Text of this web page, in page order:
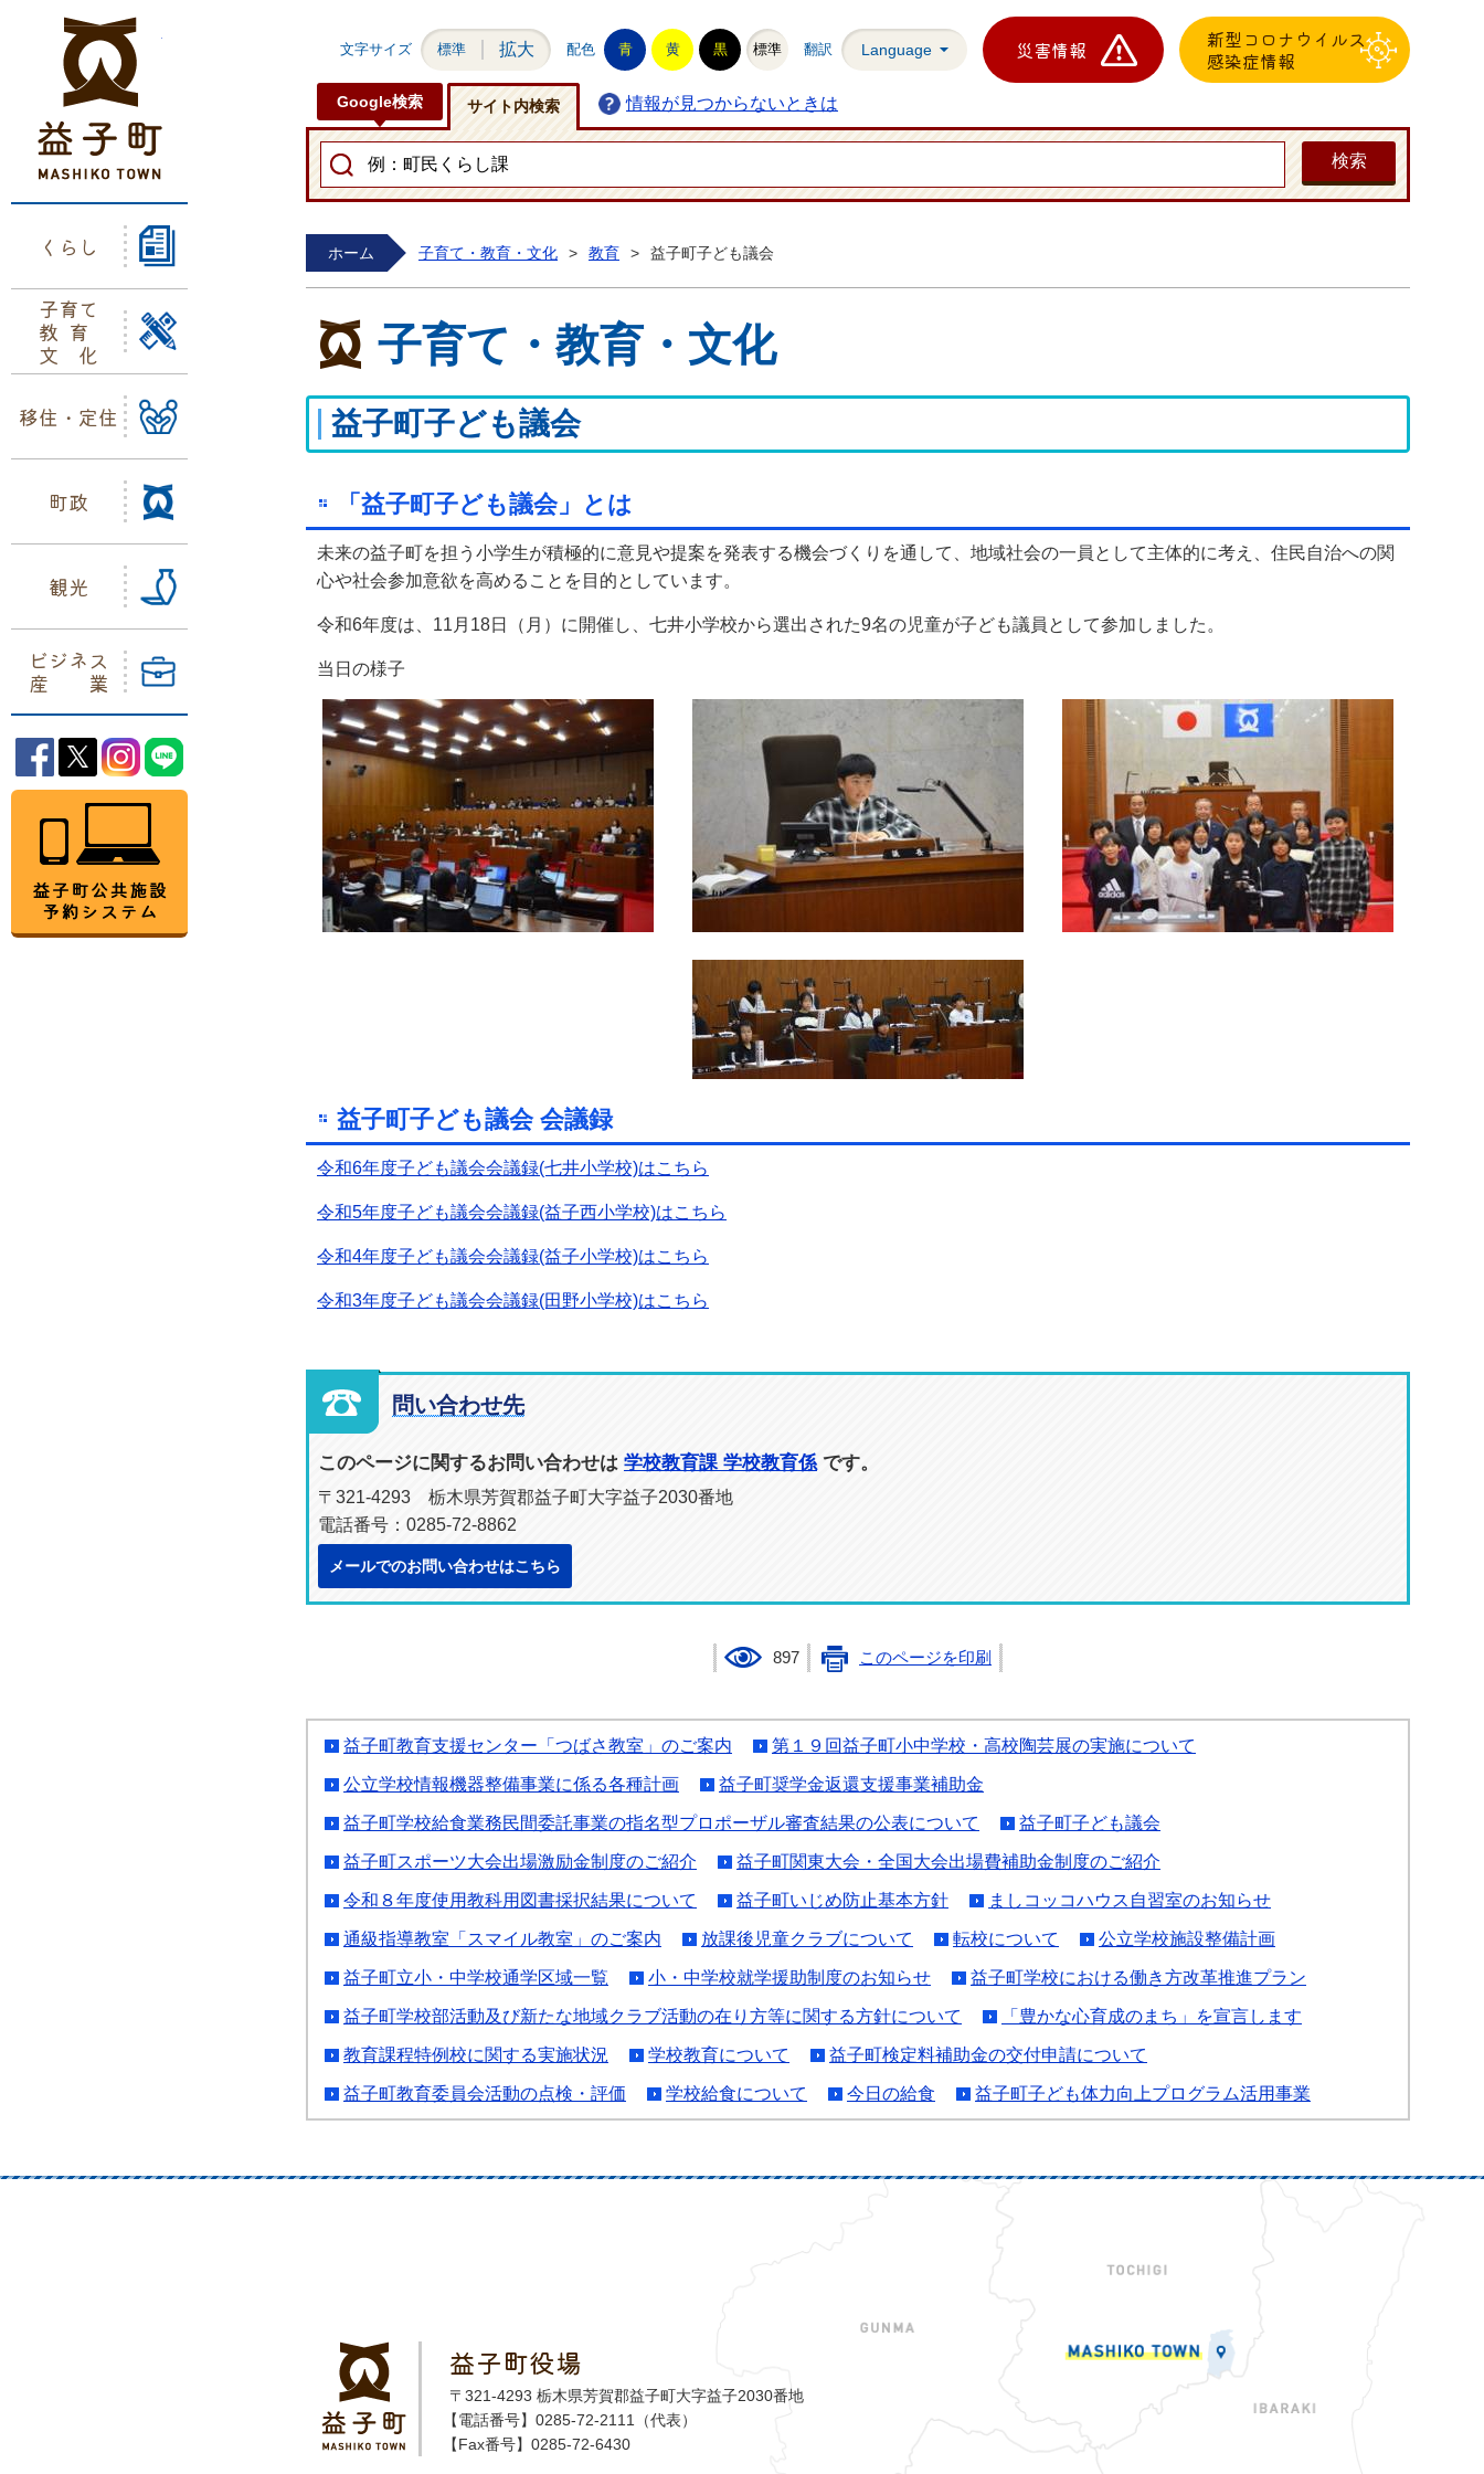
くらし
子育て
教育
文化
移住・定住
町政
観光
ビジネス
産業
益子町Facebook
益子町Twitter
益子町Instagram
益子町公共施設予約システム
文字サイズ 標準 拡大 配色 青 黄 黒 標準 翻訳 Language 災害情報
新型コロナウイルス
感染症情報
Google検索 サイト内検索 情報が見つからないときは
ホーム 子育て・教育・文化 > 教育 > 益子町子ども議会
子育て・教育・文化
益子町子ども議会
「益子町子ども議会」とは
未来の益子町を担う小学生が積極的に意見や提案を発表する機会づくりを通して、地域社会の一員として主体的に考え、住民自治への関
心や社会参加意欲を高めることを目的としています。
令和6年度は、11月18日（月）に開催し、七井小学校から選出された9名の児童が子ども議員として参加しました。
当日の様子
益子町子ども議会 会議録
令和6年度子ども議会会議録(七井小学校)はこちら
令和5年度子ども議会会議録(益子西小学校)はこちら
令和4年度子ども議会会議録(益子小学校)はこちら
令和3年度子ども議会会議録(田野小学校)はこちら
問い合わせ先
このページに関するお問い合わせは 学校教育課 学校教育係 です。
〒321-4293 栃木県芳賀郡益子町大字益子2030番地
電話番号：0285-72-8862
メールでのお問い合わせはこちら
897 このページを印刷
益子町教育支援センター「つばさ教室」のご案内 第１９回益子町小中学校・高校陶芸展の実施について
公立学校情報機器整備事業に係る各種計画 益子町奨学金返還支援事業補助金
益子町学校給食業務民間委託事業の指名型プロポーザル審査結果の公表について 益子町子ども議会
益子町スポーツ大会出場激励金制度のご紹介 益子町関東大会・全国大会出場費補助金制度のご紹介
令和８年度使用教科用図書採択結果について 益子町いじめ防止基本方針 ましコッコハウス自習室のお知らせ
通級指導教室「スマイル教室」のご案内 放課後児童クラブについて 転校について 公立学校施設整備計画
益子町立小・中学校通学区域一覧 小・中学校就学援助制度のお知らせ 益子町学校における働き方改革推進プラン
益子町学校部活動及び新たな地域クラブ活動の在り方等に関する方針について 「豊かな心育成のまち」を宣言します
教育課程特例校に関する実施状況 学校教育について 益子町検定料補助金の交付申請について
益子町教育委員会活動の点検・評価 学校給食について 今日の給食 益子町子ども体力向上プログラム活用事業
益子町
益子町役場
〒321-4293 栃木県芳賀郡益子町大字益子2030番地
【電話番号】0285-72-2111（代表）
【Fax番号】0285-72-6430